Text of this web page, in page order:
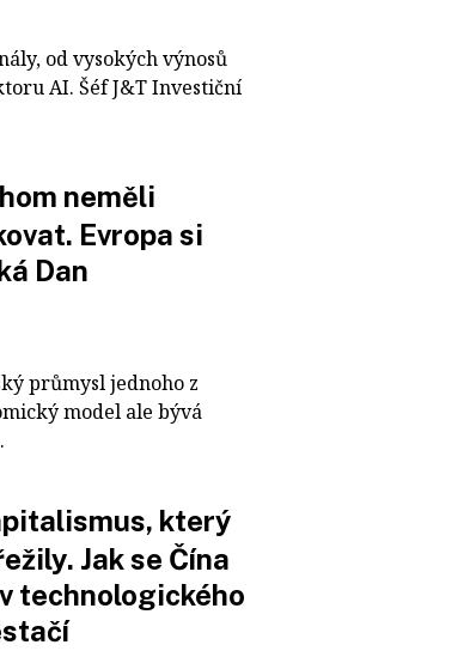
od vysokých výnosů
AI. Šéf J&T Investiční
neměli
Evropa si
Dan
průmysl jednoho z
model ale bývá
který
Jak se Čína
technologického